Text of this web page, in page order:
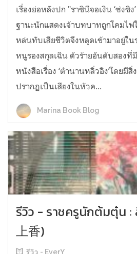
เรื่องย่อหลังปก "ราชินีจอเงิน ‘ซ่งชิง
ฐานะนักแสดงเจ้าบทบาทถูกโคมไฟ
หล่นทับเสียชีวิตจึงหลุดเข้ามาอยู่ใน
หนูรองสกุลเฉิน ตัวร้ายอันดับสองที่
หนังสือเรื่อง ‘ตำนานหลิ่วอิง’โดยมีสิ่ง
ปรากฏเป็นเสียงในหัวค...
Marina Book Blog
รีวิว - ราชครูนักต้มตุ๋น :
上香)
รีวิว - EverY